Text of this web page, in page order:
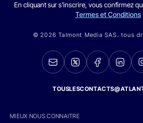
En cliquant sur s'inscrire, vous confirmez
Termes et Conditions
© 2026 Talmont Media SAS. tous
MIEUX NOUS CONNAITRE